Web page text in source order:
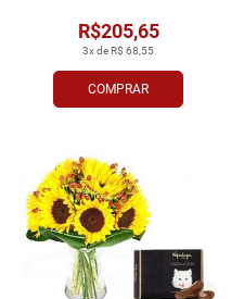
COMPRAR
3x de R$ 68,55
R$205,65